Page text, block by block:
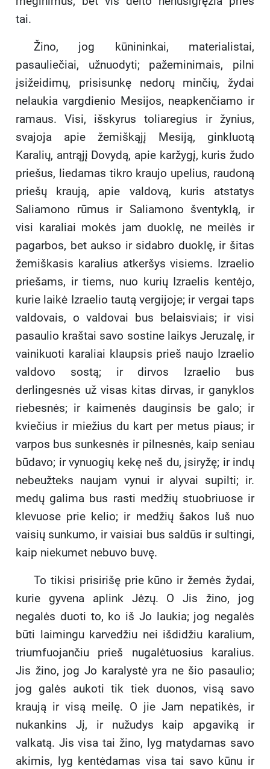
tai.
Žino, jog kūnininkai, materialistai,
pasauliečiai, užnuodyti; pažeminimais, pilni
įsižeidimų, prisisunkę nedorų minčių, žydai
nelaukia vargdienio Mesijos, neapkenčiamo ir
ramaus. Visi, išskyrus toliaregius ir žynius,
svajoja apie žemiškąjį Mesiją, ginkluotą
Karalių, antrąjį Dovydą, apie karžygį, kuris žudo
priešus, liedamas tikro kraujo upelius, raudoną
priešų kraują, apie valdovą, kuris atstatys
Saliamono rūmus ir Saliamono šventyklą, ir
visi karaliai mokės jam duoklę, ne meilės ir
pagarbos, bet aukso ir sidabro duoklę, ir šitas
žemiškasis karalius atkeršys visiems. Izraelio
priešams, ir tiems, nuo kurių Izraelis kentėjo,
kurie laikė Izraelio tautą vergijoje; ir vergai taps
valdovais, o valdovai bus belaisviais; ir visi
pasaulio kraštai savo sostine laikys Jeruzalę, ir
vainikuoti karaliai klaupsis prieš naujo Izraelio
valdovo sostą; ir dirvos Izraelio bus
derlingesnės už visas kitas dirvas, ir ganyklos
riebesnės; ir kaimenės dauginsis be galo; ir
kviečius ir miežius du kart per metus piaus; ir
varpos bus sunkesnės ir pilnesnės, kaip seniau
būdavo; ir vynuogių kekę neš du, įsiryžę; ir indų
nebeužteks naujam vynui ir alyvai supilti; ir.
medų galima bus rasti medžių stuobriuose ir
klevuose prie kelio; ir medžių šakos luš nuo
vaisių sunkumo, ir vaisiai bus saldūs ir sultingi,
kaip niekumet nebuvo buvę.
To tikisi prisirišę prie kūno ir žemės žydai,
kurie gyvena aplink Jėzų. O Jis žino, jog
negalės duoti to, ko iš Jo laukia; jog negalės
būti laimingu karvedžiu nei išdidžiu karalium,
triumfuojančiu prieš nugalėtuosius karalius.
Jis žino, jog Jo karalystė yra ne šio pasaulio;
jog galės aukoti tik tiek duonos, visą savo
kraują ir visą meilę. O jie Jam nepatikės, ir
nukankins Jį, ir nužudys kaip apgaviką ir
valkatą. Jis visa tai žino, lyg matydamas savo
akimis, lyg kentėdamas visa tai savo kūnu ir